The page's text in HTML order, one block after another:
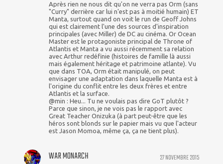
Après rien ne nous dit qu'on ne verra pas Orm (sans
"Curry" derrière car lui n'est pas à moitié humain) ET
Manta, surtout quand on voit le run de Geoff Johns
qui est clairement l'une des sources d'inspiration
principales (avec Miller) de DC au cinéma. Or Ocean
Master est le protagoniste principal de Throne of
Atlantis et Manta a vu aussi récemment sa relation
avec Arthur redéfinie (histoires de famille là aussi
mais également héritage et patrimoine atlante). Vu
que dans TOA, Orm était manipulé, on peut
envisager une adaptation dans laquelle Manta est à
l'origine du conflit entre les deux frères et entre
Atlantis et la surface.
@min : Heu... Tu ne voulais pas dire GoT plutôt ?
Parce que sinon, je ne vois pas le rapport avec
Great Teacher Onizuka (à part peut-être que les
héros sont blonds sur le papier mais vu que l'acteur
est Jason Momoa, même ça, ça ne tient plus).
27 NOVEMBRE 2015
WAR MONARCH